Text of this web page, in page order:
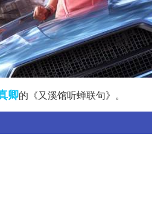
卿的《又溪馆听蝉联句》。